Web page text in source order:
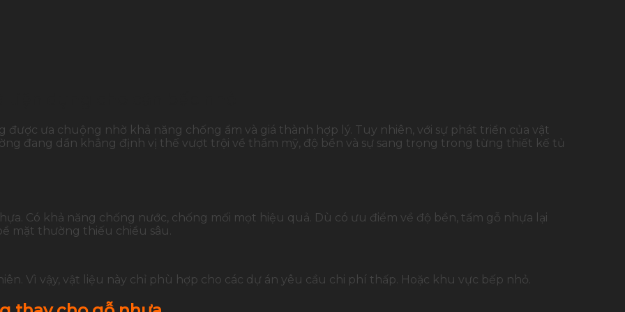
tiện dụng cho căn bếp nhỏ
ưa chuộng nhờ khả năng chống ẩm và giá thành hợp lý. Tuy nhiên, với sự phát triển của vật
đang dần khẳng định vị thế vượt trội về thẩm mỹ, độ bền và sự sang trọng trong từng thiết kế tủ
Có khả năng chống nước, chống mối mọt hiệu quả. Dù có ưu điểm về độ bền, tấm gỗ nhựa lại
mặt thường thiếu chiều sâu.
Vì vậy, vật liệu này chỉ phù hợp cho các dự án yêu cầu chi phí thấp. Hoặc khu vực bếp nhỏ.